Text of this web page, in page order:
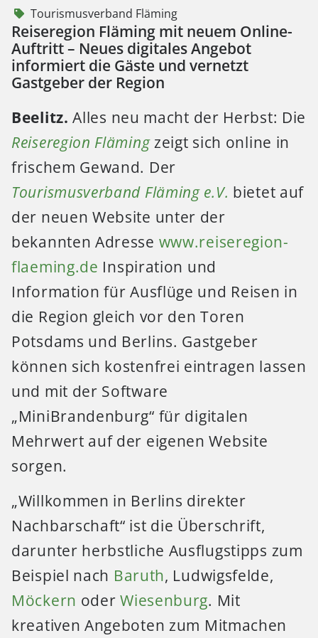
Tourismusverband Fläming
Reiseregion Fläming mit neuem Online-
Auftritt – Neues digitales Angebot
informiert die Gäste und vernetzt
Gastgeber der Region
Beelitz. Alles neu macht der Herbst: Die
Reiseregion Flämingzeigt sich online in
frischem Gewand. Der
Tourismusverband Fläming e.V. bietet auf
der neuen Website unter der
bekannten Adresse www.reiseregion-
flaeming.de Inspiration und
Information für Ausflüge und Reisen in
die Region gleich vor den Toren
Potsdams und Berlins. Gastgeber
können sich kostenfrei eintragen lassen
und mit der Software
„MiniBrandenburg“ für digitalen
Mehrwert auf der eigenen Website
sorgen.
„Willkommen in Berlins direkter
Nachbarschaft“ ist die Überschrift,
darunter herbstliche Ausflugstipps zum
Beispiel nach Baruth, Ludwigsfelde,
Möckern oderWiesenburg. Mit
kreativen Angeboten zum Mitmachen